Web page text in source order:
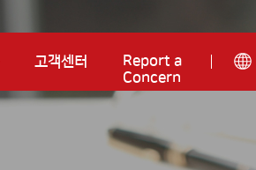
고객센터
Report a
Concern